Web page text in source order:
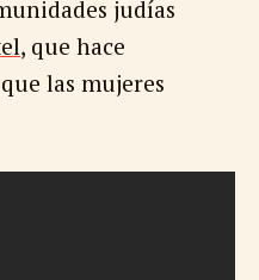
judías
, que hace
las mujeres